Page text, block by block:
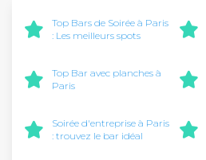
Top Bars de Soirée à Paris
: Les meilleurs spots
Top Bar avec planches à
Paris
Soirée d'entreprise à Paris
: trouvez le bar idéal